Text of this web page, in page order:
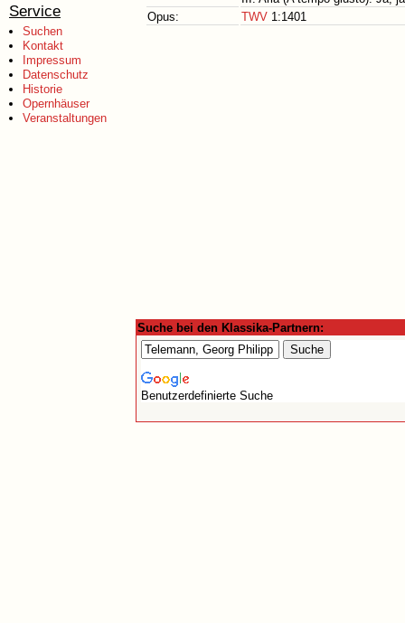
Service
Suchen
Kontakt
Impressum
Datenschutz
Historie
Opernhäuser
Veranstaltungen
Opus:
TWV 1:1401
Suche bei den Klassika-Partnern:
Benutzerdefinierte Suche